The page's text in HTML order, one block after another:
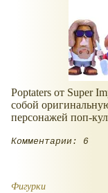
Poptaters от Super
собой
персонажей поп-
Комментарии: 6
Фигурки